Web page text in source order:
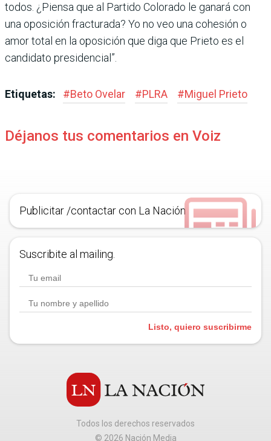
todos. ¿Piensa que al Partido Colo­rado le ganará con
una opo­sición fracturada? Yo no veo una cohesión o
amor total en la oposición que diga que Prieto es el
candidato presidencial”.
Etiquetas: #Beto Ovelar #PLRA #Miguel Prieto
Déjanos tus comentarios en Voiz
Publicitar /contactar con La Nación
Suscribite al mailing.
Listo, quiero suscribirme
Todos los derechos reservados
© 2026 Nación Media